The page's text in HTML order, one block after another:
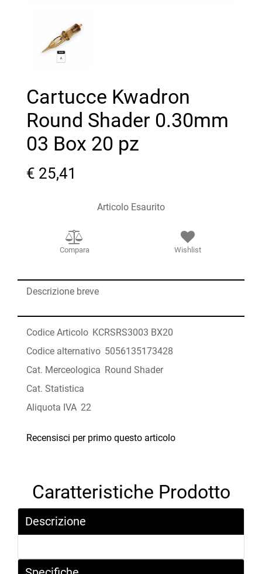
Cartucce Kwadron
Round Shader 0.30mm
03 Box 20 pz
€ 25,41
Articolo Esaurito
Compara Wishlist
Descrizione breve
Codice Articolo KCRSRS3003 BX20
Codice alternativo 5056135173428
Cat. Merceologica Round Shader
Cat. Statistica
Aliquota IVA 22
Recensisci per primo questo articolo
Caratteristiche Prodotto
Descrizione